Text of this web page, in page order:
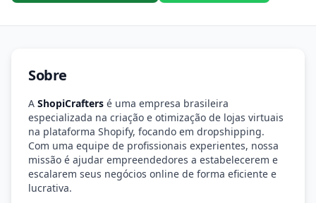
Sobre
A ShopiCrafters é uma empresa brasileira
especializada na criação e otimização de lojas virtuais
na plataforma Shopify, focando em dropshipping.
Com uma equipe de profissionais experientes, nossa
missão é ajudar empreendedores a estabelecerem e
escalarem seus negócios online de forma eficiente e
lucrativa.